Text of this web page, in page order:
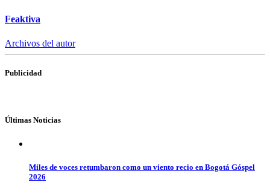
Feaktiva
Archivos del autor
Publicidad
Últimas Noticias
Miles de voces retumbaron como un viento recio en Bogotá Góspel
2026